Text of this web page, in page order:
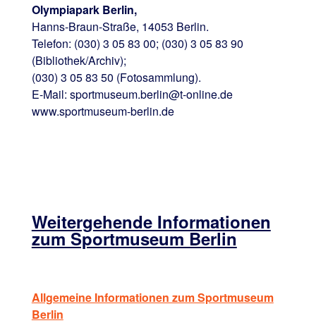
Olympiapark Berlin,
Hanns-Braun-Straße, 14053 Berlin.
Telefon: (030) 3 05 83 00; (030) 3 05 83 90
(Bibliothek/Archiv);
(030) 3 05 83 50 (Fotosammlung).
E-Mail: sportmuseum.berlin@t-online.de
www.sportmuseum-berlin.de
Weitergehende Informationen
zum Sportmuseum Berlin
Allgemeine Informationen zum Sportmuseum
Berlin